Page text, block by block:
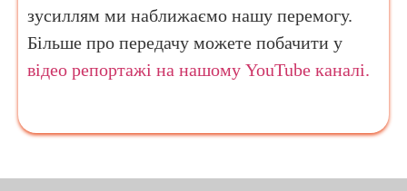
зусиллям ми наближаємо нашу перемогу.
Більше про передачу можете побачити у
відео репортажі на нашому YouTube каналі.